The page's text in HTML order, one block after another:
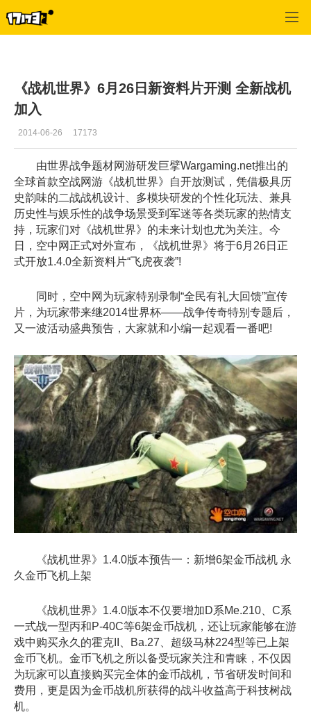
《战机世界》6月26日新资料片开测 全新战机
加入
2014-06-26 17173
由世界战争题材网游研发巨擘Wargaming.net推出的
全球首款空战网游《战机世界》自开放测试，凭借极具历
史韵味的二战战机设计、多模块研发的个性化玩法、兼具
历史性与娱乐性的战争场景受到军迷等各类玩家的热情支
持，玩家们对《战机世界》的未来计划也尤为关注。今
日，空中网正式对外宣布，《战机世界》将于6月26日正
式开放1.4.0全新资料片“飞虎夜袭”!
同时，空中网为玩家特别录制“全民有礼大回馈”宣传
片，为玩家带来继2014世界杯——战争传奇特别专题后，
又一波活动盛典预告，大家就和小编一起观看一番吧!
《战机世界》1.4.0版本预告一：新增6架金币战机 永
久金币飞机上架
《战机世界》1.4.0版本不仅要增加D系Me.210、C系
一式战一型丙和P-40C等6架金币战机，还让玩家能够在游
戏中购买永久的霍克II、Ba.27、超级马林224型等已上架
金币飞机。金币飞机之所以备受玩家关注和青睐，不仅因
为玩家可以直接购买完全体的金币战机，节省研发时间和
费用，更是因为金币战机所获得的战斗收益高于科技树战
机。